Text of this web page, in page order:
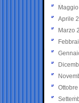
Aprile
Marzo